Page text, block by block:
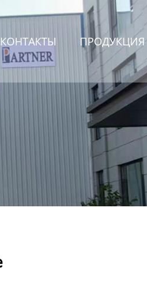
КОНТАКТЫ ПРОДУКЦИЯ